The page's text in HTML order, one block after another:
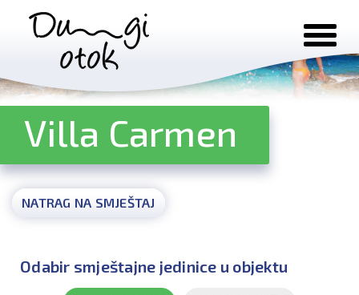
Preskoči na sadržaj
Villa Carmen
NATRAG NA SMJEŠTAJ
Odabir smještajne jedinice u objektu